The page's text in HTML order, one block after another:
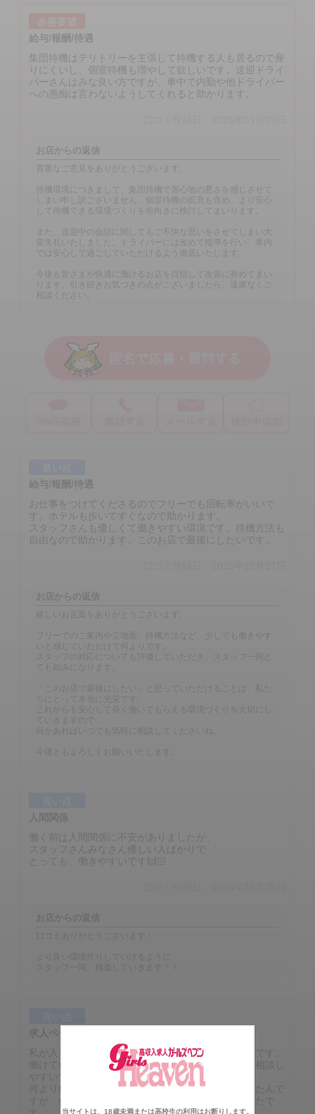
当サイトは、18歳未満または高校生の利用はお断りします。
給与/報酬/待遇
集団待機はテリトリーを主張して待機する人も居るので座
りにくいし、個室待機も増やして欲しいです。送迎ドライ
バーさんはみな良い方ですが、車中で内勤や他ドライバー
への愚痴は言わないようしてくれると助かります。
お店からの返信
貴重なご意見をありがとうございます。
待機環境につきまして、集団待機で居心地の悪さを感じさせて
しまい申し訳ございません。個室待機の拡充も含め、より安心
して待機できる環境づくりを前向きに検討してまいります。
また、送迎中の会話に関してもご不快な思いをさせてしまい大
変失礼いたしました。ドライバーには改めて指導を行い、車内
では安心して過ごしていただけるよう徹底いたします。
今後も皆さまが快適に働けるお店を目指して改善に努めてまい
ります。引き続きお気づきの点がございましたら、遠慮なくご
相談ください。
給与/報酬/待遇
お仕事をつけてくださるのでフリーでも回転率がいいで
す。ホテルも歩いてすぐなので助かります。
スタッフさんも優しくて働きやすい環境です。待機方法も
自由なので助かります。このお店で最後にしたいです。
フリーでのご案内や立地面、待機方法など、少しでも働きやす
いと感じていただけて何よりです。
人間関係
働く前は人間関係に不安がありましたが、
スタッフさんみなさん優しい人ばかりで
とっても、働きやすいです🙌🏻
私が入って少ししか経ってないのですが、良いお店です。
働けているスタッフさんも優しくて、困った時にも相談し
何より優しいお客様ばかりで、最初あたふたしていたんで